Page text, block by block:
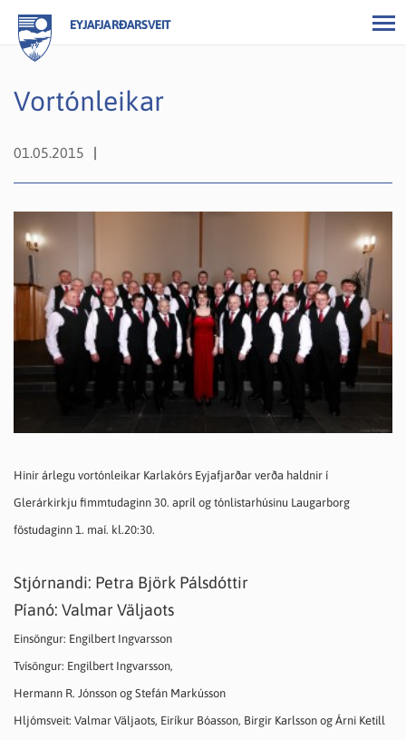
EYJAFJARÐARSVEIT
Vortónleikar
01.05.2015
Hinir árlegu vortónleikar Karlakórs Eyjafjarðar verða haldnir í
Glerárkirkju fimmtudaginn 30. apríl og tónlistarhúsinu Laugarborg
föstudaginn 1. maí. kl.20:30.
Stjórnandi: Petra Björk Pálsdóttir
Píanó: Valmar Väljaots
Einsöngur: Engilbert Ingvarsson
Tvísöngur: Engilbert Ingvarsson,
Hermann R. Jónsson og Stefán Markússon
Hljómsveit: Valmar Väljaots, Eiríkur Bóasson, Birgir Karlsson og Árni Ketill